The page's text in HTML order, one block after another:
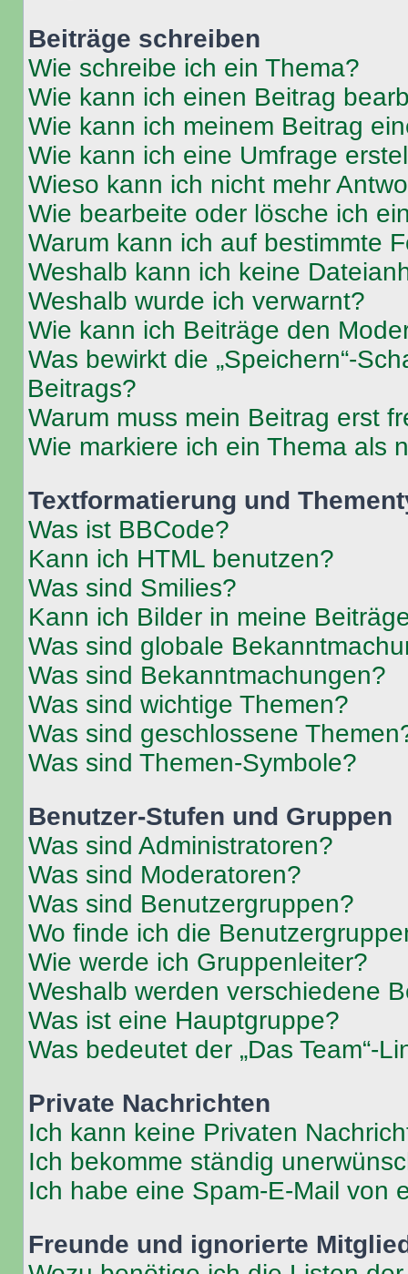
Beiträge schreiben
Wie schreibe ich ein Thema?
Wie kann ich einen Beitrag
Wie kann ich meinem Beitrag
Wie kann ich eine Umfrage
Wieso kann ich nicht mehr
Wie bearbeite oder lösche ich
Warum kann ich auf bestimmte
Weshalb kann ich keine
Weshalb wurde ich verwarnt?
Wie kann ich Beiträge den
Was bewirkt die „Speichern“-
Beitrags?
Warum muss mein Beitrag erst
Wie markiere ich ein Thema als
Textformatierung und
Was ist BBCode?
Kann ich HTML benutzen?
Was sind Smilies?
Kann ich Bilder in meine
Was sind globale
Was sind Bekanntmachungen?
Was sind wichtige Themen?
Was sind geschlossene
Was sind Themen-Symbole?
Benutzer-Stufen und Gruppen
Was sind Administratoren?
Was sind Moderatoren?
Was sind Benutzergruppen?
Wo finde ich die
Wie werde ich Gruppenleiter?
Weshalb werden verschiedene
Was ist eine Hauptgruppe?
Was bedeutet der „Das Team“-
Private Nachrichten
Ich kann keine Privaten
Ich bekomme ständig
Ich habe eine Spam-E-Mail von
Freunde und ignorierte